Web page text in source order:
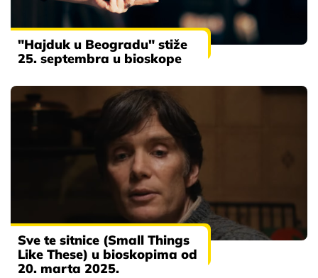
"Hajduk u Beogradu" stiže
25. septembra u bioskope
Sve te sitnice (Small Things
Like These) u bioskopima od
20. marta 2025.